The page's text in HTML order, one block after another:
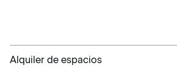
Alquiler de espacios